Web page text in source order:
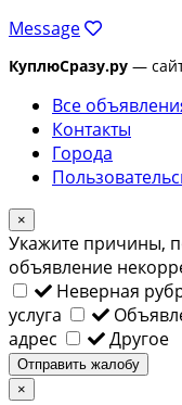
Message
КуплюСразу.ру —
Все
Контакты
Города
×
Укажите причины,
объявление
Неверная
услуга
адрес
Другое
Отправить жалобу
×